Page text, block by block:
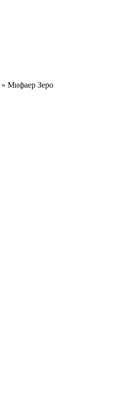
» Мифаер Зеро